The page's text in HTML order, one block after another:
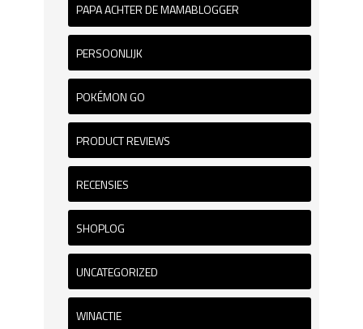
PAPA ACHTER DE MAMABLOGGER
PERSOONLIJK
POKÉMON GO
PRODUCT REVIEWS
RECENSIES
SHOPLOG
UNCATEGORIZED
WINACTIE